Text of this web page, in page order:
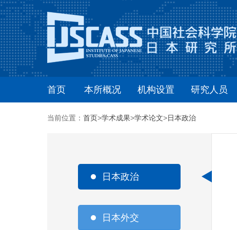
首页 本所概况 机构设置 研究人员
当前位置： 首页>学术成果>学术论文>日本政治
日本政治
日本外交